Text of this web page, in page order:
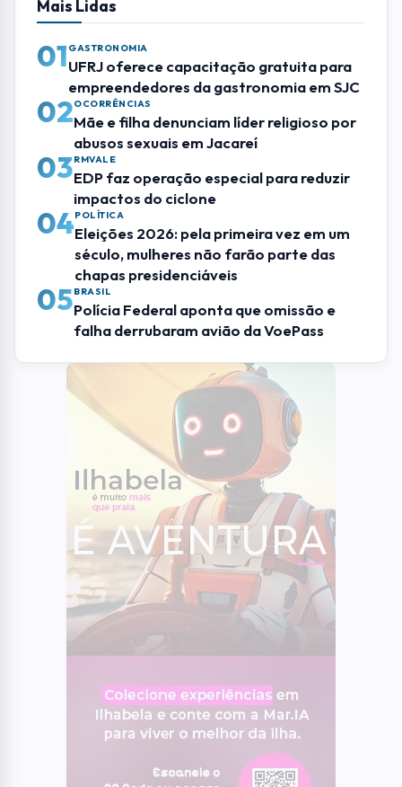
ENTRETENIMENTO
Cine Santana exibe filmes de Alfred
Hitchcock com entrada gratuita em São
José
ENTRETENIMENTO
Bailão dos Idosos é atração gratuita nesta
sexta (24) em Santana em São José
ENTRETENIMENTO
Casa Encantada em SJC tem programação
especial de férias
Mais Lidas
UFRJ oferece capacitação gratuita para
empreendedores da gastronomia em SJC
02OCORRÊNCIAS
Mãe e filha denunciam líder religioso por
abusos sexuais em Jacareí
EDP faz operação especial para reduzir
impactos do ciclone
POLÍTICA
Eleições 2026: pela primeira vez em um
século, mulheres não farão parte das
chapas presidenciáveis
05 BRASIL
Polícia Federal aponta que omissão e
falha derrubaram avião da VoePass